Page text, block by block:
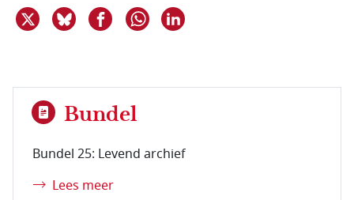
Deel dit item op X
Deel dit item op Bluesky
Deel dit item op Facebook
Delen via WhatsApp
Bundel
Bundel 25: Levend archief
Lees meer